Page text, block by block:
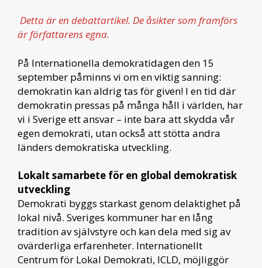
Detta är en debattartikel. De åsikter som framförs
är författarens egna.
På Internationella demokratidagen den 15
september påminns vi om en viktig sanning:
demokratin kan aldrig tas för given! I en tid där
demokratin pressas på många håll i världen, har
vi i Sverige ett ansvar – inte bara att skydda vår
egen demokrati, utan också att stötta andra
länders demokratiska utveckling.
Lokalt samarbete för en global demokratisk
utveckling
Demokrati byggs starkast genom delaktighet på
lokal nivå. Sveriges kommuner har en lång
tradition av självstyre och kan dela med sig av
ovärderliga erfarenheter. Internationellt
Centrum för Lokal Demokrati, ICLD, möjliggör